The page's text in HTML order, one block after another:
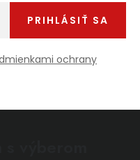
ochrany
PRIHLÁSIŤ SA